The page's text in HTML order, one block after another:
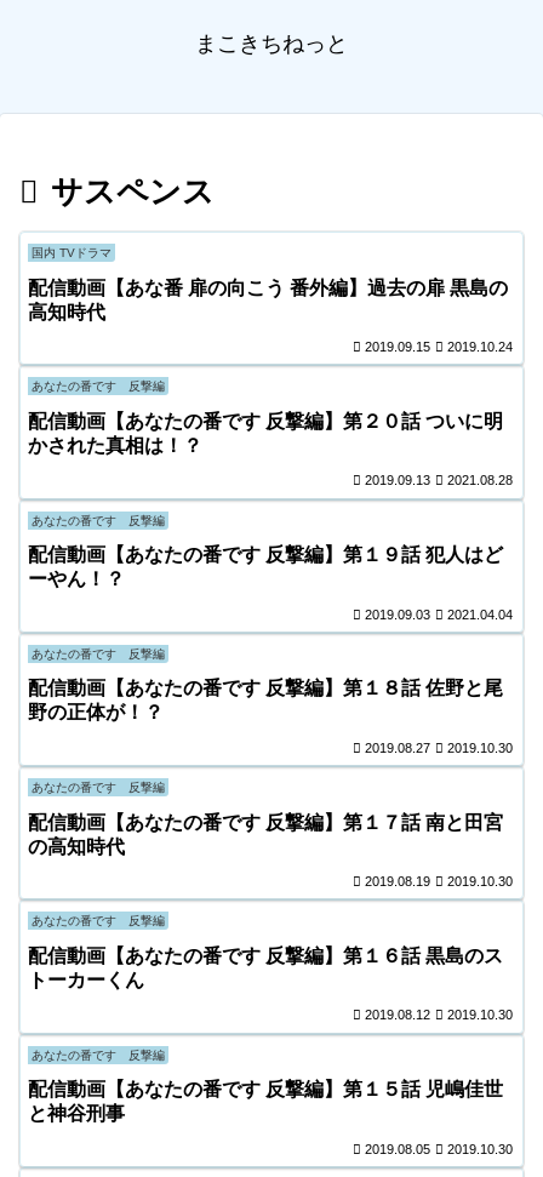
まこきちねっと
サスペンス
国内 TVドラマ
配信動画【あな番 扉の向こう 番外編】過去の扉 黒島の
高知時代
2019.09.15 2019.10.24
あなたの番です 反撃編
配信動画【あなたの番です 反撃編】第２０話 ついに明
かされた真相は！？
2019.09.13 2021.08.28
あなたの番です 反撃編
配信動画【あなたの番です 反撃編】第１９話 犯人はど
ーやん！？
2019.09.03 2021.04.04
あなたの番です 反撃編
配信動画【あなたの番です 反撃編】第１８話 佐野と尾
野の正体が！？
2019.08.27 2019.10.30
あなたの番です 反撃編
配信動画【あなたの番です 反撃編】第１７話 南と田宮
の高知時代
2019.08.19 2019.10.30
あなたの番です 反撃編
配信動画【あなたの番です 反撃編】第１６話 黒島のス
トーカーくん
2019.08.12 2019.10.30
あなたの番です 反撃編
配信動画【あなたの番です 反撃編】第１５話 児嶋佳世
と神谷刑事
2019.08.05 2019.10.30